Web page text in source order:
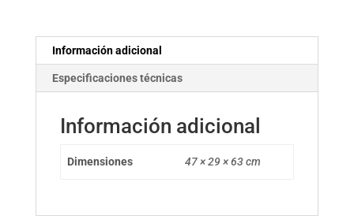
Información adicional
Especificaciones técnicas
Información adicional
Dimensiones 47 × 29 × 63 cm